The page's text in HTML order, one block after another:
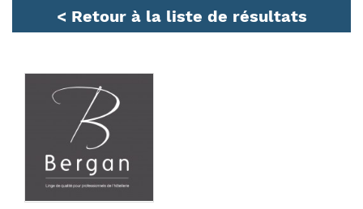
< Retour à la liste de résultats